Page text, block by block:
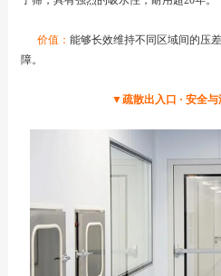
价值： 能够长效维持不同区域间的压
障。
▼疏散出入口 · 安全